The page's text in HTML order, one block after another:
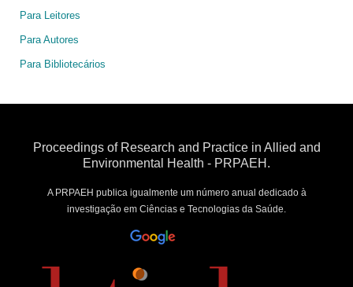
Para Leitores
Para Autores
Para Bibliotecários
Proceedings of Research and Practice in Allied and
Environmental Health - PRPAEH.
A PRPAEH publica igualmente um número anual dedicado à
investigação em Ciências e Tecnologias da Saúde.